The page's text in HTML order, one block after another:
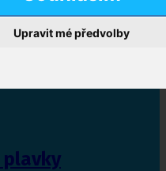
Upravit mé předvolby
vložky